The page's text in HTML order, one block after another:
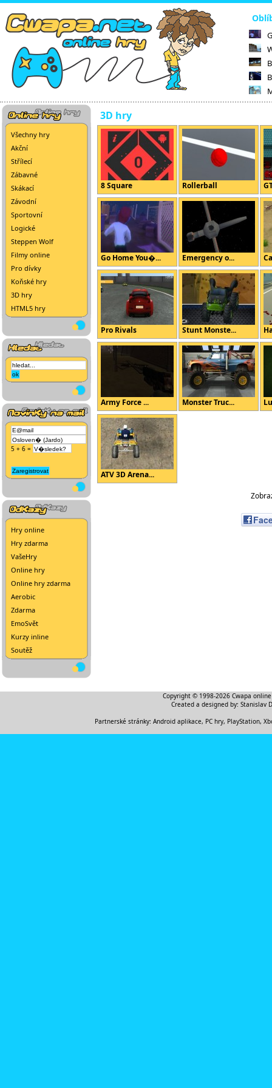
Všechny hry
Akční
Střílecí
Zábavné
Skákací
Závodní
Sportovní
Logické
Steppen Wolf
Filmy online
Pro dívky
Koňské hry
3D hry
HTML5 hry
5 + 6 =
Hry online
Hry zdarma
VašeHry
Online hry
Online hry zdarma
Aerobic
Zdarma
EmoSvět
Kurzy inline
Soutěž
3D hry
8 Square Rollerball
Go Home You�... Emergency o...
Pro Rivals Stunt Monste...
Army Force ... Monster Truc...
ATV 3D Arena...
Copyright © 1998-2026 Cwapa
Created a designed by: Stanislav
Partnerské stránky: Android aplikace, PC hry, PlayStation,